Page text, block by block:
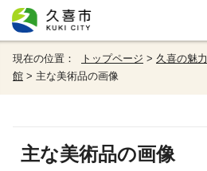
現在の位置： トップページ > 久喜の魅力
館 > 主な美術品の画像
主な美術品の画像